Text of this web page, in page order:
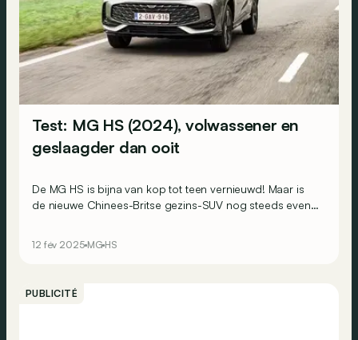
Test: MG HS (2024), volwassener en
geslaagder dan ooit
De MG HS is bijna van kop tot teen vernieuwd! Maar is
de nieuwe Chinees-Britse gezins-SUV nog steeds even
12 fév 2025 MG HS
PUBLICITÉ